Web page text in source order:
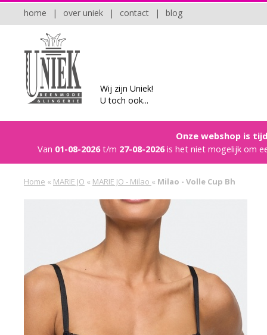
blog
|
contact
|
over uniek
|
home
Wij zijn Uniek!
U toch ook...
Onze webshop is
Van 01-08-2026t/m 27-08-2026is het niet mogelijk om
Home « MARIE JO « MARIE JO - Milao « Milao - Volle Cup Bh